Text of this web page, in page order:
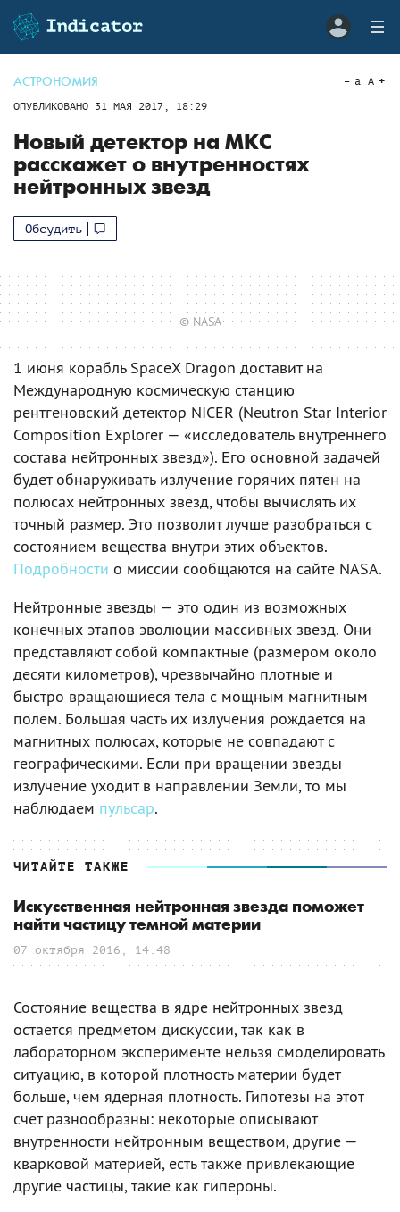
АСТРОНОМИЯ
ОПУБЛИКОВАНО 31 МАЯ 2017, 18:29
a A
Новый детектор на МКС
расскажет о внутренностях
нейтронных звезд
Обсудить
© NASA
1 июня корабль SpaceX Dragon доставит на
Международную космическую станцию
рентгеновский детектор NICER (Neutron Star Interior
Composition Explorer — «исследователь внутреннего
состава нейтронных звезд»). Его основной задачей
будет обнаруживать излучение горячих пятен на
полюсах нейтронных звезд, чтобы вычислять их
точный размер. Это позволит лучше разобраться с
состоянием вещества внутри этих объектов.
Подробности о миссии сообщаются на сайте NASA.
Нейтронные звезды — это один из возможных
конечных этапов эволюции массивных звезд. Они
представляют собой компактные (размером около
десяти километров), чрезвычайно плотные и
быстро вращающиеся тела с мощным магнитным
полем. Большая часть их излучения рождается на
магнитных полюсах, которые не совпадают с
географическими. Если при вращении звезды
излучение уходит в направлении Земли, то мы
наблюдаем пульсар.
ЧИТАЙТЕ ТАКЖЕ
Искусственная нейтронная звезда поможет
найти частицу темной материи
07 октября 2016, 14:48
Состояние вещества в ядре нейтронных звезд
остается предметом дискуссии, так как в
лабораторном эксперименте нельзя смоделировать
ситуацию, в которой плотность материи будет
больше, чем ядерная плотность. Гипотезы на этот
счет разнообразны: некоторые описывают
внутренности нейтронным веществом, другие —
кварковой материей, есть также привлекающие
другие частицы, такие как гипероны.